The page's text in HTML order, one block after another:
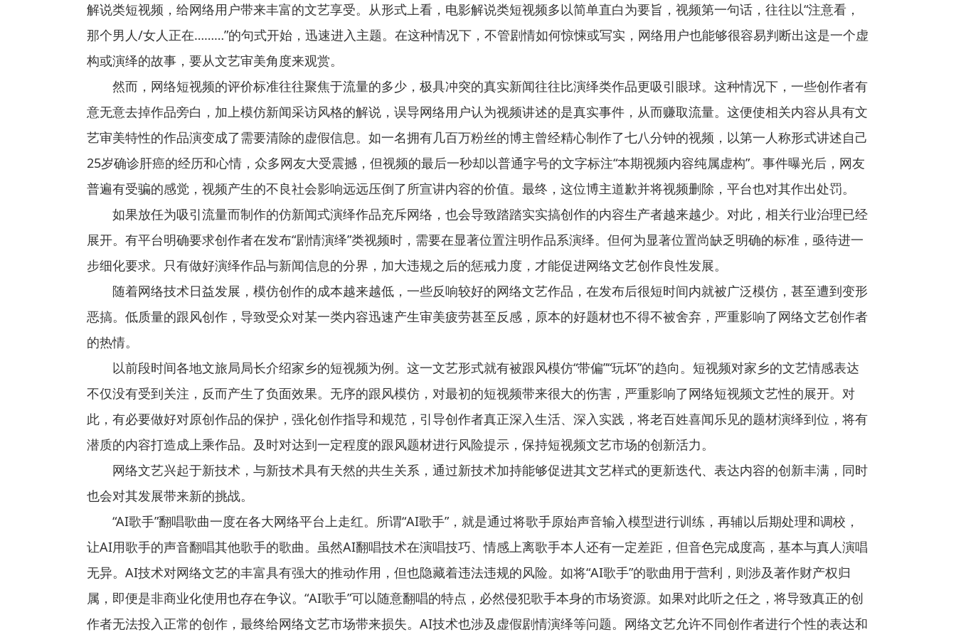
解说类短视频，给网络用户带来丰富的文艺享受。从形式上看，电影解说类短视频多以简单直白为要旨，视频第一句话，往往以“注意看，
那个男人/女人正在………”的句式开始，迅速进入主题。在这种情况下，不管剧情如何惊悚或写实，网络用户也能够很容易判断出这是一个虚
构或演绎的故事，要从文艺审美角度来观赏。
然而，网络短视频的评价标准往往聚焦于流量的多少，极具冲突的真实新闻往往比演绎类作品更吸引眼球。这种情况下，一些创作者有
意无意去掉作品旁白，加上模仿新闻采访风格的解说，误导网络用户认为视频讲述的是真实事件，从而赚取流量。这便使相关内容从具有文
艺审美特性的作品演变成了需要清除的虚假信息。如一名拥有几百万粉丝的博主曾经精心制作了七八分钟的视频，以第一人称形式讲述自己
25岁确诊肝癌的经历和心情，众多网友大受震撼，但视频的最后一秒却以普通字号的文字标注“本期视频内容纯属虚构”。事件曝光后，网友
普遍有受骗的感觉，视频产生的不良社会影响远远压倒了所宣讲内容的价值。最终，这位博主道歉并将视频删除，平台也对其作出处罚。
如果放任为吸引流量而制作的仿新闻式演绎作品充斥网络，也会导致踏踏实实搞创作的内容生产者越来越少。对此，相关行业治理已经
展开。有平台明确要求创作者在发布“剧情演绎”类视频时，需要在显著位置注明作品系演绎。但何为显著位置尚缺乏明确的标准，亟待进一
步细化要求。只有做好演绎作品与新闻信息的分界，加大违规之后的惩戒力度，才能促进网络文艺创作良性发展。
随着网络技术日益发展，模仿创作的成本越来越低，一些反响较好的网络文艺作品，在发布后很短时间内就被广泛模仿，甚至遭到变形
恶搞。低质量的跟风创作，导致受众对某一类内容迅速产生审美疲劳甚至反感，原本的好题材也不得不被舍弃，严重影响了网络文艺创作者
的热情。
以前段时间各地文旅局局长介绍家乡的短视频为例。这一文艺形式就有被跟风模仿“带偏”“玩坏”的趋向。短视频对家乡的文艺情感表达
不仅没有受到关注，反而产生了负面效果。无序的跟风模仿，对最初的短视频带来很大的伤害，严重影响了网络短视频文艺性的展开。对
此，有必要做好对原创作品的保护，强化创作指导和规范，引导创作者真正深入生活、深入实践，将老百姓喜闻乐见的题材演绎到位，将有
潜质的内容打造成上乘作品。及时对达到一定程度的跟风题材进行风险提示，保持短视频文艺市场的创新活力。
网络文艺兴起于新技术，与新技术具有天然的共生关系，通过新技术加持能够促进其文艺样式的更新迭代、表达内容的创新丰满，同时
也会对其发展带来新的挑战。
“AI歌手”翻唱歌曲一度在各大网络平台上走红。所谓“AI歌手”，就是通过将歌手原始声音输入模型进行训练，再辅以后期处理和调校，
让AI用歌手的声音翻唱其他歌手的歌曲。虽然AI翻唱技术在演唱技巧、情感上离歌手本人还有一定差距，但音色完成度高，基本与真人演唱
无异。AI技术对网络文艺的丰富具有强大的推动作用，但也隐藏着违法违规的风险。如将“AI歌手”的歌曲用于营利，则涉及著作财产权归
属，即便是非商业化使用也存在争议。“AI歌手”可以随意翻唱的特点，必然侵犯歌手本身的市场资源。如果对此听之任之，将导致真正的创
作者无法投入正常的创作，最终给网络文艺市场带来损失。AI技术也涉及虚假剧情演绎等问题。网络文艺允许不同创作者进行个性的表达和